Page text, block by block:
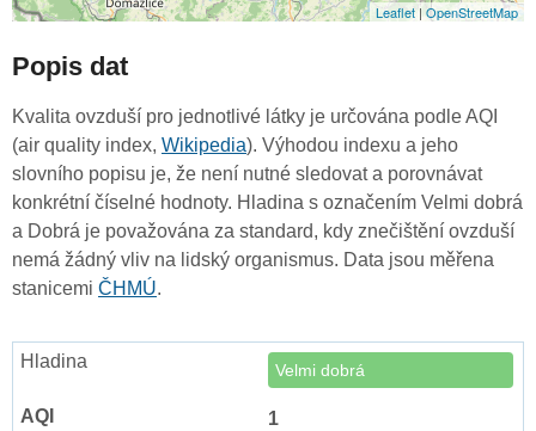
Leaflet | OpenStreetMap
Popis dat
Kvalita ovzduší pro jednotlivé látky je určována podle AQI
(air quality index, Wikipedia). Výhodou indexu a jeho
slovního popisu je, že není nutné sledovat a porovnávat
konkrétní číselné hodnoty. Hladina s označením Velmi dobrá
a Dobrá je považována za standard, kdy znečištění ovzduší
nemá žádný vliv na lidský organismus. Data jsou měřena
stanicemi ČHMÚ.
Velmi dobrá
1